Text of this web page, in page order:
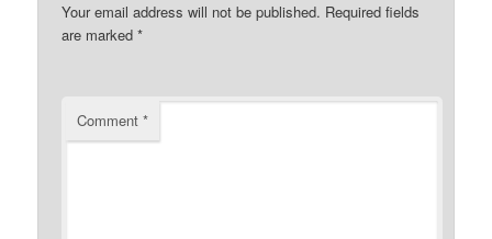
Your email address will not be published. Required fields
are marked*
Comment*